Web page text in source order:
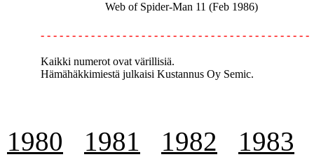
Web of Spider-Man 11 (Feb 1986)
- - - - - - - - - - - - - - - - - - - - - - - - - - - - - - - - - - - - - - - - - - -
Kaikki numerot ovat värillisiä.
Hämähäkkimiestä julkaisi Kustannus Oy Semic.
1980 1981 1982
1983